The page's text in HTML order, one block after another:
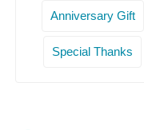
Anniversary Gift
Special Thanks